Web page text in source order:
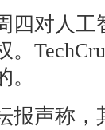
四对人工
。
报声称，